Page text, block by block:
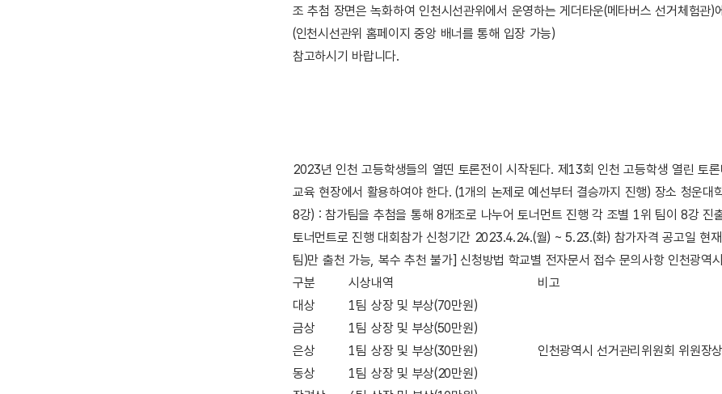
조 추첨 장면은 녹화하여 인천시선관위에서 운영하는 게더타운(메타버스 선거체험관)
(인천시선관위 홈페이지 중앙 배너를 통해 입장 가능)
참고하시기 바랍니다.
2023년 인천 고등학생들의 열띤 토론전이 시작된다. 제13회 인천 고등학생 열린
교육 현장에서 활용하여야 한다. (1개의 논제로 예선부터 결승까지 진행) 장소 청운
8강) : 참가팀을 추첨을 통해 8개조로 나누어 토너먼트 진행 각 조별 1위 팀이 8강
토너먼트로 진행 대회참가 신청기간 2023.4.24.(월) ~ 5.23.(화) 참가자격 공고일 현
팀)만 출천 가능, 복수 추천 불가] 신청방법 학교별 전자문서 접수 문의사항 인천광
구분
시상내역
비고
대상
1팀 상장 및 부상(70만원)
인천광역시 선거관리위원회 위원장상
금상 1팀 상장 및 부상(50만원)
은상
1팀 상장 및 부상(30만원)
동상
1팀 상장 및 부상(20만원)